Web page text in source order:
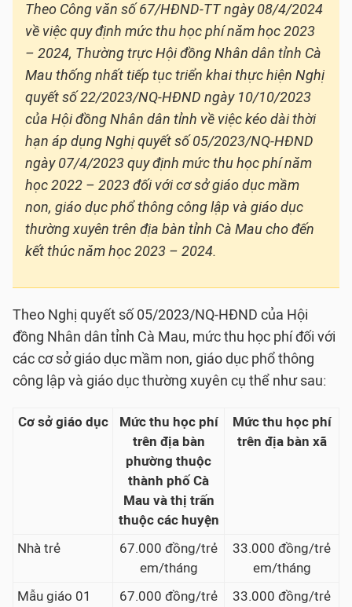
Theo Công văn số 67/HĐND-TT ngày 08/4/2024
về việc quy định mức thu học phí năm học 2023
– 2024, Thường trực Hội đồng Nhân dân tỉnh Cà
Mau thống nhất tiếp tục triển khai thực hiện Nghị
quyết số 22/2023/NQ-HĐND ngày 10/10/2023
của Hội đồng Nhân dân tỉnh về việc kéo dài thời
hạn áp dụng Nghị quyết số 05/2023/NQ-HĐND
ngày 07/4/2023 quy định mức thu học phí năm
học 2022 – 2023 đối với cơ sở giáo dục mầm
non, giáo dục phổ thông công lập và giáo dục
thường xuyên trên địa bàn tỉnh Cà Mau cho đến
kết thúc năm học 2023 – 2024.
Theo Nghị quyết số 05/2023/NQ-HĐND của Hội
đồng Nhân dân tỉnh Cà Mau, mức thu học phí đối với
các cơ sở giáo dục mầm non, giáo dục phổ thông
công lập và giáo dục thường xuyên cụ thể như sau:
Cơ sở giáo dục
Mức thu học phí
trên địa bàn
phường thuộc
thành phố Cà
Mau và thị trấn
thuộc các huyện
Mức thu học phí
trên địa bàn xã
Nhà trẻ
67.000 đồng/trẻ
em/tháng
33.000 đồng/trẻ
em/tháng
Mẫu giáo 01
67.000 đồng/trẻ
33.000 đồng/trẻ